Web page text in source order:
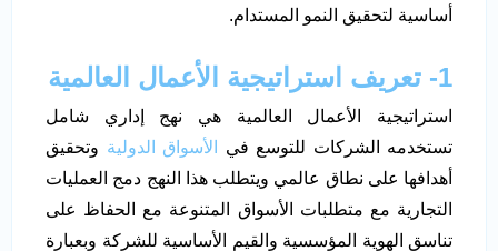
أساسية لتحقيق النمو المستدام.
1- تعريف استراتيجية الأعمال العالمية
استراتيجية الأعمال العالمية هي نهج إداري شامل
تستخدمه الشركات للتوسع في الأسواق الدولية وتحقيق
أهدافها على نطاق عالمي ويتطلب هذا النهج دمج العمليات
التجارية مع متطلبات الأسواق المتنوعة مع الحفاظ على
تناسق الهوية المؤسسية والقيم الأساسية للشركة وبعبارة